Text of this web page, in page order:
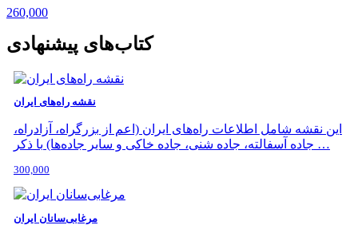
260,000
کتاب‌های پیشنهادی
نقشه راه‌های ایران
این نقشه شامل اطلاعات راه‌های ایران (اعم از بزرگراه، آزادراه،
جاده آسفالته، جاده شنی، جاده خاکی و سایر جاده‌ها) با ذکر …
300,000
مرغابی‌سانان ایران